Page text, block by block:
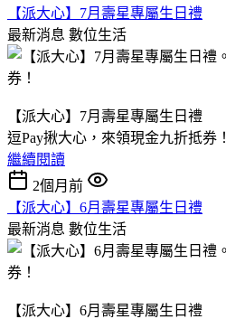
【派大心】7月壽星專屬生日禮
最新消息 數位生活
【派大心】7月壽星專屬生日禮
逗Pay揪大心，來領現金九折抵券！
繼續閱讀
2個月前
【派大心】6月壽星專屬生日禮
最新消息 數位生活
【派大心】6月壽星專屬生日禮